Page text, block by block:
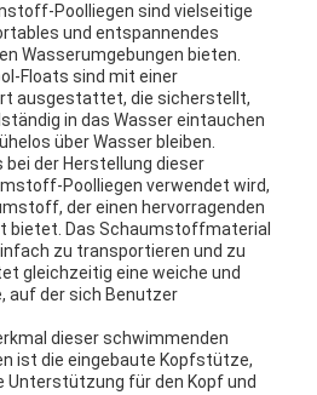
Poolliegen sind vielseitige
und entspannendes
Wasserumgebungen bieten.
Floats sind mit einer
ausgestattet, die sicherstellt,
in das Wasser eintauchen
über Wasser bleiben.
bei der Herstellung dieser
Poolliegen verwendet wird,
der einen hervorragenden
bietet. Das Schaumstoffmaterial
zu transportieren und zu
gleichzeitig eine weiche und
auf der sich Benutzer
dieser schwimmenden
ist die eingebaute Kopfstütze,
Unterstützung für den Kopf und